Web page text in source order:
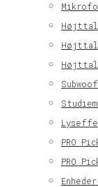
PRO
PRO
Enheder